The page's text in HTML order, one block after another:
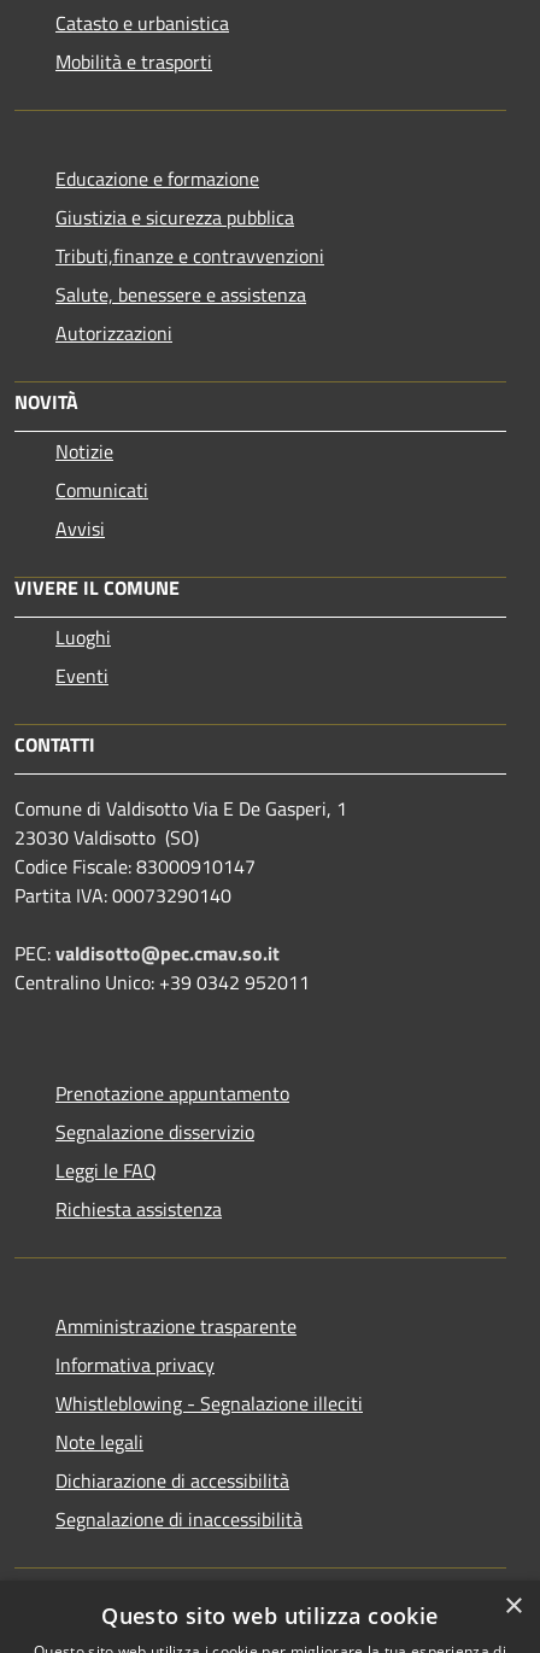
Catasto e urbanistica
Mobilità e trasporti
Educazione e formazione
Giustizia e sicurezza pubblica
Tributi,finanze e contravvenzioni
Salute, benessere e assistenza
Autorizzazioni
NOVITÀ
Notizie
Comunicati
Avvisi
VIVERE IL COMUNE
Luoghi
Eventi
CONTATTI
Comune di Valdisotto Via E De Gasperi, 1
23030 Valdisotto (SO)
Codice Fiscale: 83000910147
Partita IVA: 00073290140
PEC:valdisotto@pec.cmav.so.it
Centralino Unico: +39 0342 952011
Prenotazione appuntamento
Segnalazione disservizio
Leggi le FAQ
Richiesta assistenza
Amministrazione trasparente
Informativa privacy
Whistleblowing - Segnalazione illeciti
Note legali
Dichiarazione di accessibilità
Segnalazione di inaccessibilità
RSS Copyright © 2026 • Comune di
×
Questo sito web utilizza cookie